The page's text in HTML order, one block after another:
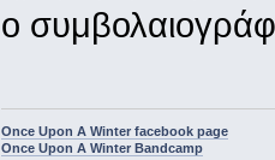
ο
Once Upon A Winter facebook page
Once Upon A Winter Bandcamp